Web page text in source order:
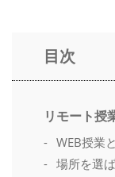
目次
リモート授
WEB授業
場所を選